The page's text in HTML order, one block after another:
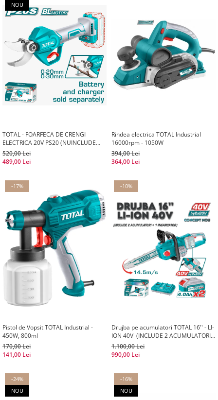
NOU
TOTAL - FOARFECA DE CRENGI
ELECTRICA 20V PS20 (NUINCLUDE
ACUMULATOR SI INCARCATOR)
520,00 Lei
489,00 Lei
Rindea electrica TOTAL Industrial
16000rpm - 1050W
394,00 Lei
364,00 Lei
-17%
Pistol de Vopsit TOTAL Industrial -
450W, 800ml
170,00 Lei
141,00 Lei
-10%
Drujba pe acumulatori TOTAL 16'' - LI-
ION 40V (INCLUDE 2 ACUMULATORI +
1 INCARCATOR)
1.100,00 Lei
990,00 Lei
-24%
NOU
-16%
NOU